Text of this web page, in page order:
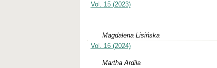
Vol. 15 (2023)
Magdalena Lisińska
Vol. 16 (2024)
Martha Ardila